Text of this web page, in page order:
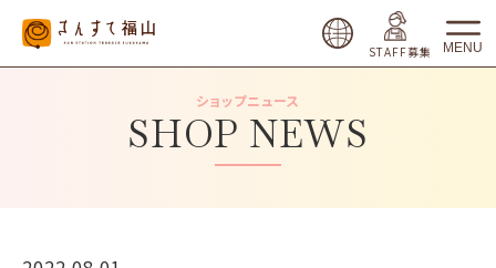
STAFF募集 MENU
SHOP NEWS
ショップニュース